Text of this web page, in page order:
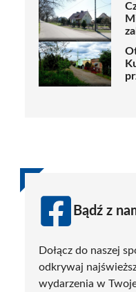
Bądź z
Dołącz do naszej
odkrywaj
wydarzenia w